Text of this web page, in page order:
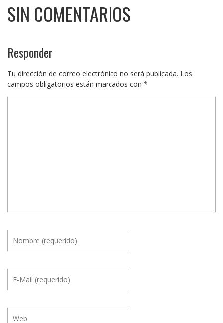
SIN COMENTARIOS
Responder
Tu dirección de correo electrónico no será publicada. Los
campos obligatorios están marcados con *